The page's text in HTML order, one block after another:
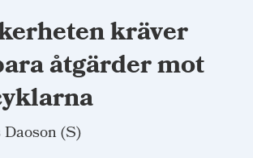
kräver
åtgärder mot
(S)